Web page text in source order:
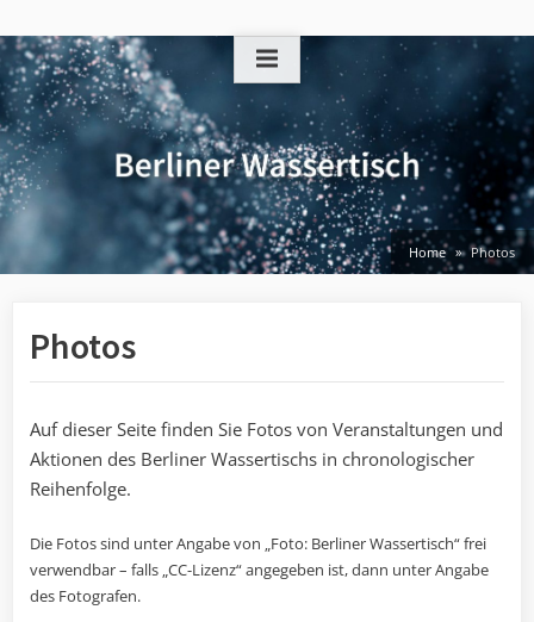
to
content
Home Photos
Photos
Auf dieser Seite finden Sie Fotos von Veranstaltungen und
Aktionen des Berliner Wassertischs in chronologischer
Reihenfolge.
Die Fotos sind unter Angabe von „Foto: Berliner Wassertisch“ frei
verwendbar – falls „CC-Lizenz“ angegeben ist, dann unter Angabe
des Fotografen.